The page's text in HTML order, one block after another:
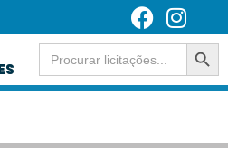
Search
for:
SEARCH